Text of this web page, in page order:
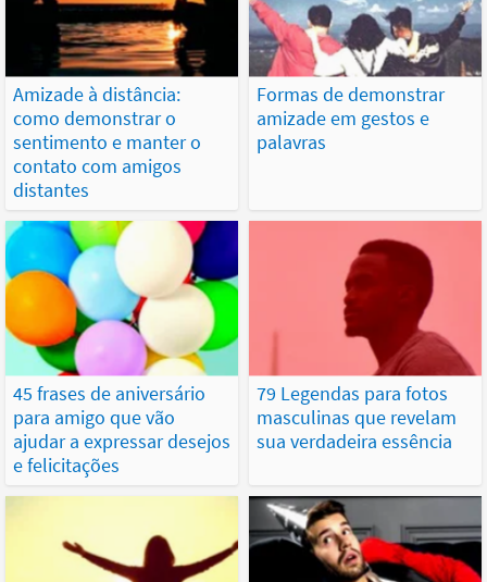
Amizade à distância:
como demonstrar o
sentimento e manter o
contato com amigos
distantes
Formas de demonstrar
amizade em gestos e
palavras
45 frases de aniversário
para amigo que vão
ajudar a expressar desejos
e felicitações
79 Legendas para fotos
masculinas que revelam
sua verdadeira essência